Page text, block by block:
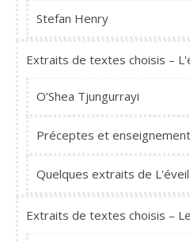
Stefan Henry
Extraits de textes choisis –
O’Shea Tjungurrayi
Préceptes et
Quelques extraits de
Extraits de textes choisis –